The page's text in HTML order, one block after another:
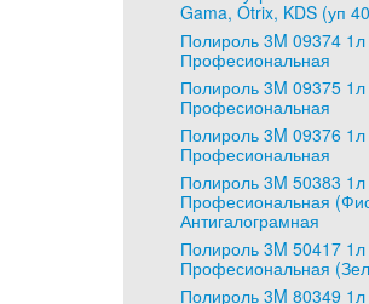
Gama, Otrix, KDS (уп
Полироль 3M 09374 1л
Професиональная
Полироль 3M 09375 1л
Професиональная
Полироль 3M 09376 1л
Професиональная
Полироль 3M 50383 1л
Професиональная
Антигалограмная
Полироль 3M 50417 1л
Професиональная
Полироль 3M 80349 1л